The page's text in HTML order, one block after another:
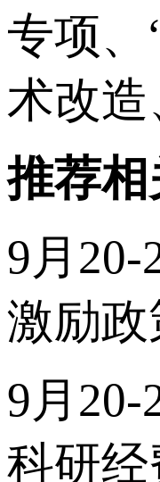
专项
术改
推荐
9月
激励
9月
科研